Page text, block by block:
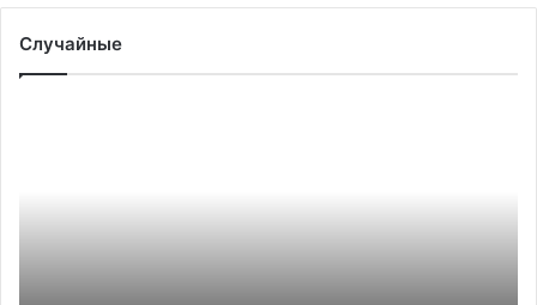
Случайные